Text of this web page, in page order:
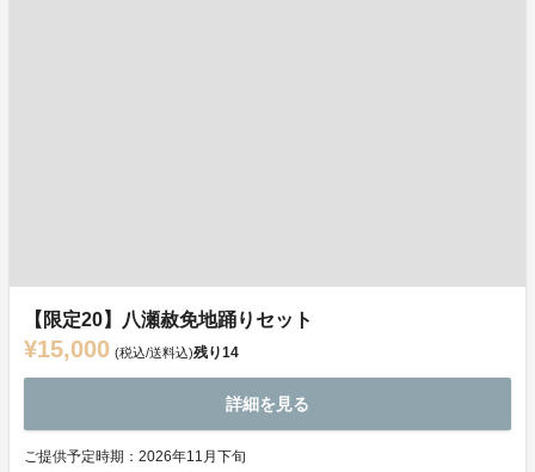
【限定20】八瀬赦免地踊りセット
¥15,000 (税込/送料込)残り14
詳細を見る
ご提供予定時期：2026年11月下旬